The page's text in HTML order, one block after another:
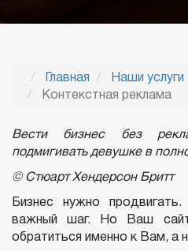
Главная
Наши услуги
Контекстная реклама
Вести бизнес без
подмигивать девушке в
© Стюарт Хендерсон Бритт
Бизнес нужно
важный шаг. Но Ваш
обратиться именно к Вам, а